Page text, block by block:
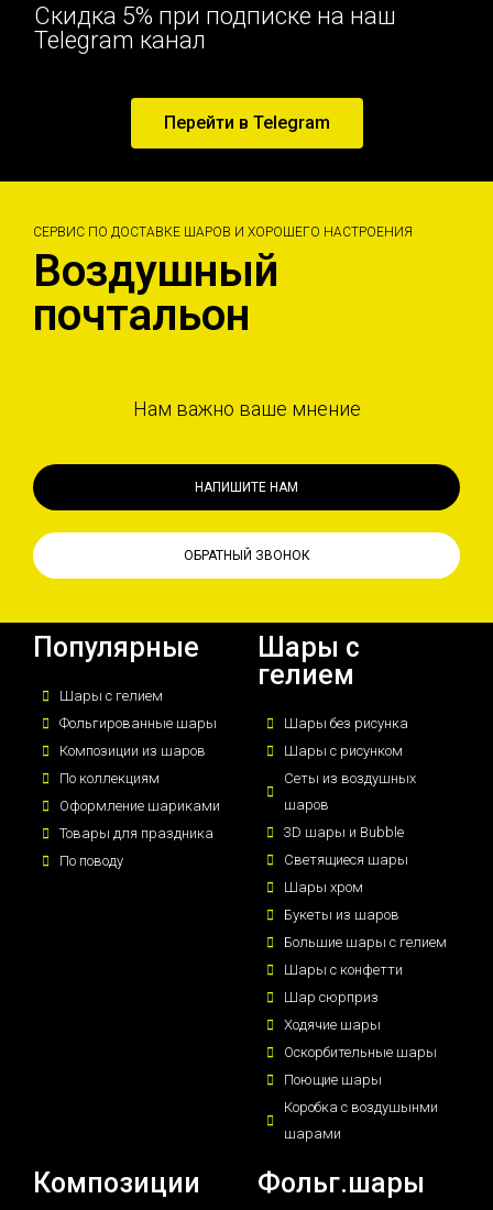
Скидка 5% при подписке на наш
Telegram канал
Перейти в Telegram
СЕРВИС ПО ДОСТАВКЕ ШАРОВ И ХОРОШЕГО НАСТРОЕНИЯ
Воздушный
почтальон
Нам важно ваше мнение
НАПИШИТЕ НАМ
ОБРАТНЫЙ ЗВОНОК
Популярные
Шары с гелием
Фольгированные шары
Композиции из шаров
По коллекциям
Оформление шариками
Товары для праздника
По поводу
Шары с
гелием
Шары без рисунка
Шары с рисунком
Сеты из воздушных
шаров
3D шары и Bubble
Светящиеся шары
Шары хром
Букеты из шаров
Большие шары с гелием
Шары с конфетти
Шар сюрприз
Ходячие шары
Оскорбительные шары
Поющие шары
Коробка с воздушынми
шарами
Композиции Фольг.шары